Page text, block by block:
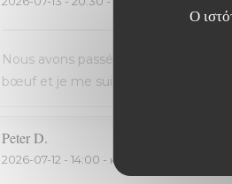
Ο
Nous avons passé une excellente
bœuf et je me suis régalé. Les frites
PeterD
2026-07-12 - 14:00 - καλεσμένοι 2